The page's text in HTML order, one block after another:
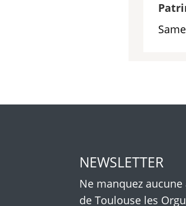
NEWSLETTER
Ne manquez
de Toulouse les